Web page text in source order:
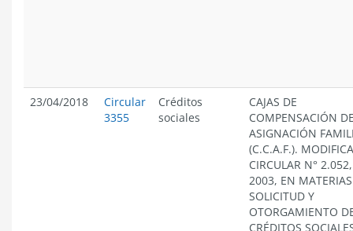
23/04/2018
Circular
3355
Créditos
sociales
CAJAS DE
COMPENSACIÓN
ASIGNACIÓN
(C.C.A.F.). MODIFICA
CIRCULAR N°
2003, EN
SOLICITUD Y
OTORGAMIENTO
CRÉDITOS